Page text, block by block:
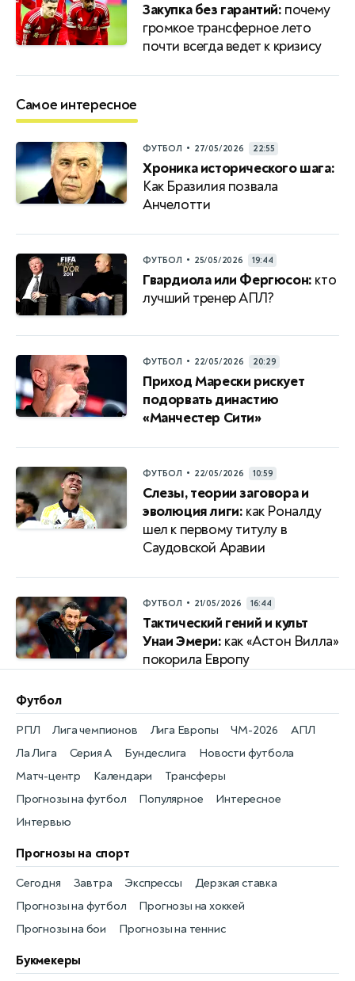
Закупка без гарантий: почему
громкое трансферное лето
почти всегда ведет к кризису
Самое интересное
ФУТБОЛ • 27/05/2026 22:55
Хроника исторического шага:
Как Бразилия позвала
Анчелотти
ФУТБОЛ • 25/05/2026 19:44
Гвардиола или Фергюсон: кто
лучший тренер АПЛ?
ФУТБОЛ • 22/05/2026 20:29
Приход Марески рискует
подорвать династию
«Манчестер Сити»
ФУТБОЛ • 22/05/2026 10:59
Слезы, теории заговора и
эволюция лиги: как Роналду
шел к первому титулу в
Саудовской Аравии
ФУТБОЛ • 21/05/2026 16:44
Тактический гений и культ
Унаи Эмери: как «Астон Вилла»
покорила Европу
Футбол
Новости футбола
РПЛ
Матч-центр
Лига чемпионов
Календари
Лига Европы
Трансферы
ЧМ-2026
Прогнозы на футбол
АПЛ
Популярное
Ла Лига
Интересное
Серия А
Интервью
Бундеслига
Прогнозы на спорт
Прогнозы на футбол
Сегодня
Прогнозы на хоккей
Завтра
Прогнозы на бои
Экспрессы
Прогнозы на теннис
Дерзкая ставка
Букмекеры